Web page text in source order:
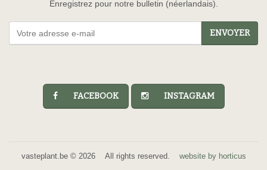
Enregistrez pour notre bulletin (néerlandais).
ENVOYER
FACEBOOK INSTAGRAM
vasteplant.be © 2026 All rights reserved. website by horticus